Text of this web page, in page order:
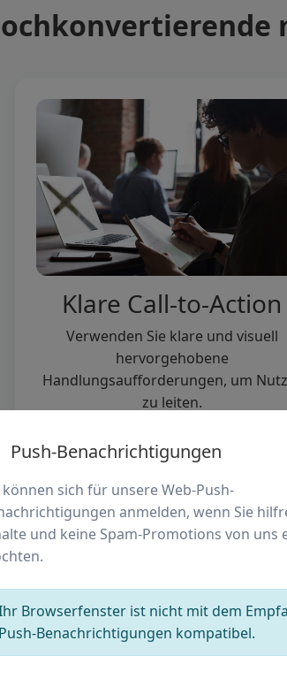
Klare Call-to-Action
Verwenden Sie klare und visuell
hervorgehobene
Handlungsaufforderungen, um
zu leiten.
Mobile Funnel
Push-Benachrichtigungen
können sich für unsere Web-Push-
anmelden, wenn Sie
und keine Spam-Promotions von uns
Browserfenster ist nicht mit dem
Push-Benachrichtigungen kompatibel.